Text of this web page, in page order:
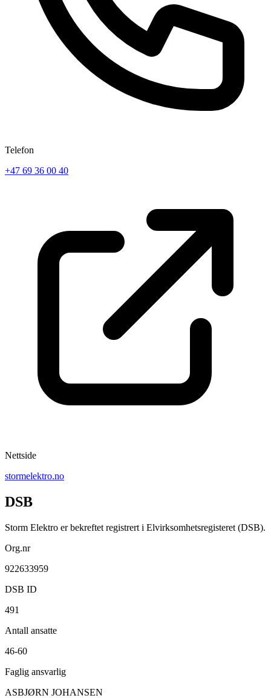
Telefon
+47 69 36 00 40
Nettside
stormelektro.no
DSB
Storm Elektro er bekreftet registrert i Elvirksomhetsregisteret (DSB).
Org.nr
922633959
DSB ID
491
Antall ansatte
46-60
Faglig ansvarlig
ASBJØRN JOHANSEN